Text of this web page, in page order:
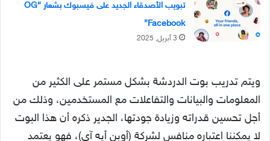
تبويب الأصدقاء الجديد على فيسبوك بشعار “OG
Facebook”
3 أبريل, 2025
ويتم تدريب بوت الدردشة بشكل مستمر على الكثير من
المعلومات والبيانات والتفاعلات مع المستخدمين، وذلك من
أجل تحسين قدراته وزيادة جودتها، الجدير ذكره أن هذا البوت
لا يمكننا اعتباره منافس لشركة (أوبن أيه آي)، فهو يعتمد